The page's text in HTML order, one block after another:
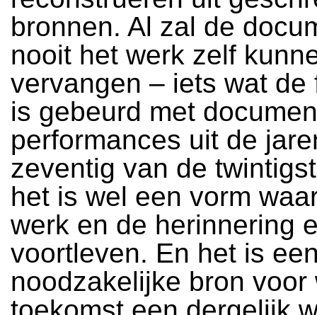
bronnen. Al zal de
nooit het werk zelf
vervangen – iets wat de
is gebeurd met
performances uit de
zeventig van de
het is wel een vorm
werk en de herinnering
voortleven. En het is
noodzakelijke bron voor